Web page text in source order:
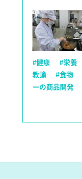
#健康 #栄養
教諭
#食物
ーの商品開発